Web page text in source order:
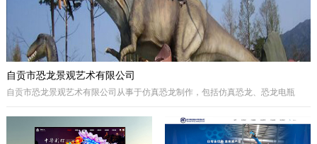
自贡市恐龙景观艺术有限公司
自贡市恐龙景观艺术有限公司从事于仿真恐龙制作，包括仿真恐龙、恐龙电瓶